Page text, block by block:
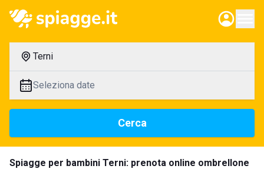
Terni
Seleziona date
Cerca
Spiagge per bambini Terni: prenota online ombrellone